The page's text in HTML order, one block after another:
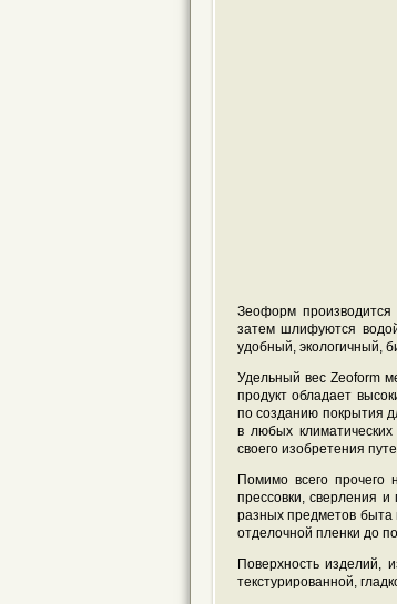
Зеоформ производится
затем шлифуются
удобный, экологичный,
Удельный вес Zeoform
продукт обладает
по созданию покрытия
в любых
своего изобретения
Помимо всего прочего
прессовки, сверления
разных предметов быта
отделочной пленки до
Поверхность изделий,
текстурированной,